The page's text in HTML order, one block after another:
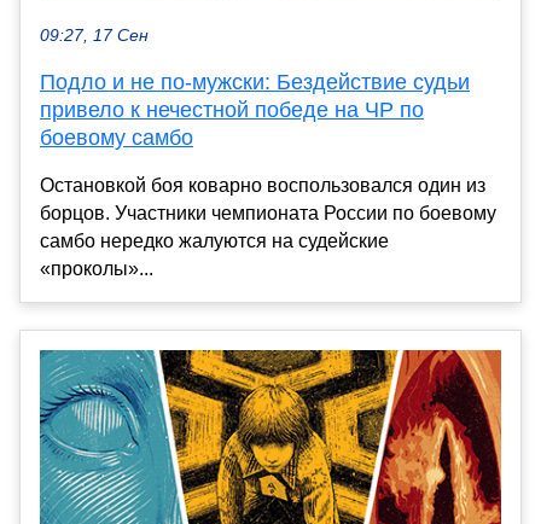
09:27, 17 Сен
Подло и не по-мужски: Бездействие судьи
привело к нечестной победе на ЧР по
боевому самбо
Остановкой боя коварно воспользовался один из
борцов. Участники чемпионата России по боевому
самбо нередко жалуются на судейские
«проколы»...